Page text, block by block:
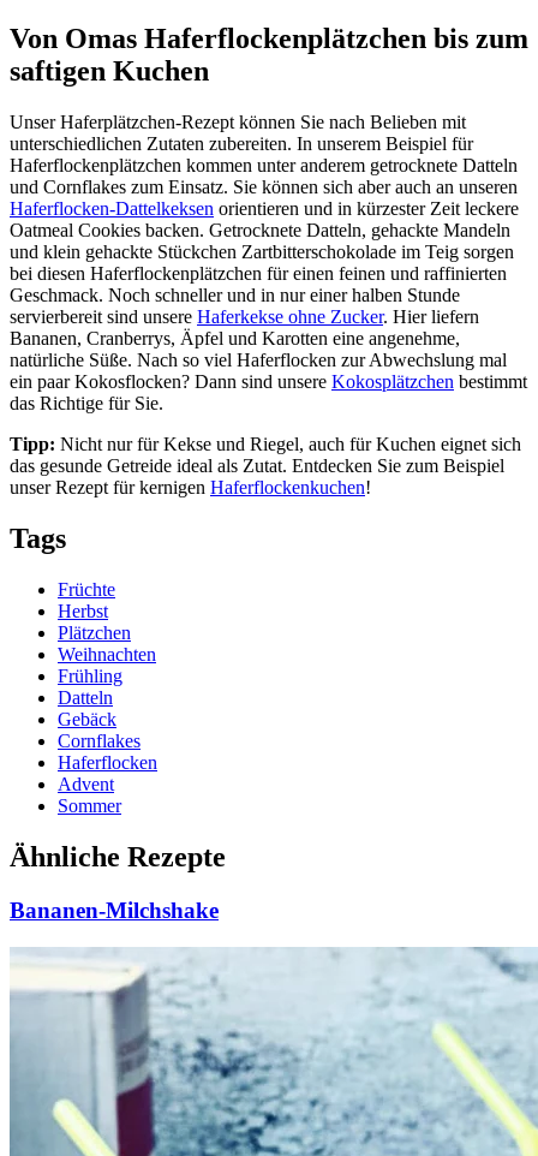
Von Omas Haferflockenplätzchen bis zum
saftigen Kuchen
Unser Haferplätzchen-Rezept können Sie nach Belieben mit
unterschiedlichen Zutaten zubereiten. In unserem Beispiel für
Haferflockenplätzchen kommen unter anderem getrocknete Datteln
und Cornflakes zum Einsatz. Sie können sich aber auch an unseren
Haferflocken-Dattelkeksen orientieren und in kürzester Zeit leckere
Oatmeal Cookies backen. Getrocknete Datteln, gehackte Mandeln
und klein gehackte Stückchen Zartbitterschokolade im Teig sorgen
bei diesen Haferflockenplätzchen für einen feinen und raffinierten
Geschmack. Noch schneller und in nur einer halben Stunde
servierbereit sind unsere Haferkekse ohne Zucker. Hier liefern
Bananen, Cranberrys, Äpfel und Karotten eine angenehme,
natürliche Süße. Nach so viel Haferflocken zur Abwechslung mal
ein paar Kokosflocken? Dann sind unsere Kokosplätzchen bestimmt
das Richtige für Sie.
Tipp: Nicht nur für Kekse und Riegel, auch für Kuchen eignet sich
das gesunde Getreide ideal als Zutat. Entdecken Sie zum Beispiel
unser Rezept für kernigen Haferflockenkuchen!
Tags
Früchte
Herbst
Plätzchen
Weihnachten
Frühling
Datteln
Gebäck
Cornflakes
Haferflocken
Advent
Sommer
Ähnliche Rezepte
Bananen-Milchshake